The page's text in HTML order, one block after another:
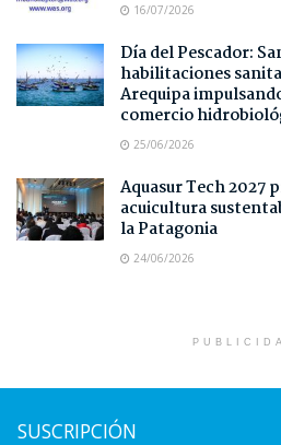
16/07/2026
Día del Pescador:
habilitaciones
Arequipa
comercio
25/06/2026
Aquasur Tech 2027
acuicultura
la Patagonia
24/06/2026
SUSCRIPCIÓN